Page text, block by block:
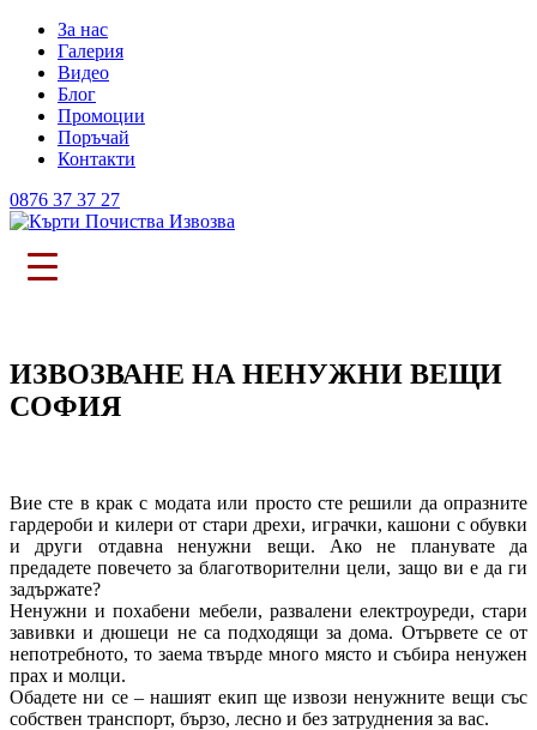
За нас
Галерия
Видео
Блог
Промоции
Поръчай
Контакти
0876 37 37 27
ИЗВОЗВАНЕ НА НЕНУЖНИ ВЕЩИ
СОФИЯ
Вие сте в крак с модата или просто сте решили да опразните
гардероби и килери от стари дрехи, играчки, кашони с обувки
и други отдавна ненужни вещи. Ако не планувате да
предадете повечето за благотворителни цели, защо ви е да ги
задържате?
Ненужни и похабени мебели, развалени електроуреди, стари
завивки и дюшеци не са подходящи за дома. Отървете се от
непотребното, то заема твърде много място и събира ненужен
прах и молци.
Обадете ни се – нашият екип ще извози ненужните вещи със
собствен транспорт, бързо, лесно и без затруднения за вас.